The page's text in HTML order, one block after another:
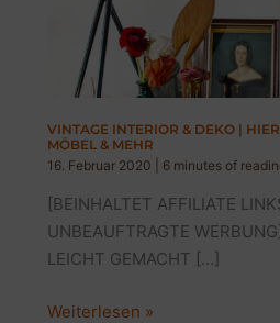
VINTAGE INTERIOR & DEKO |
MÖBEL & MEHR
16. Februar 2020
6 minutes of
[BEINHALTET AFFILIATE
UNBEAUFTRAGTE
LEICHT GEMACHT […]
VINTAGE
Weiterlesen »